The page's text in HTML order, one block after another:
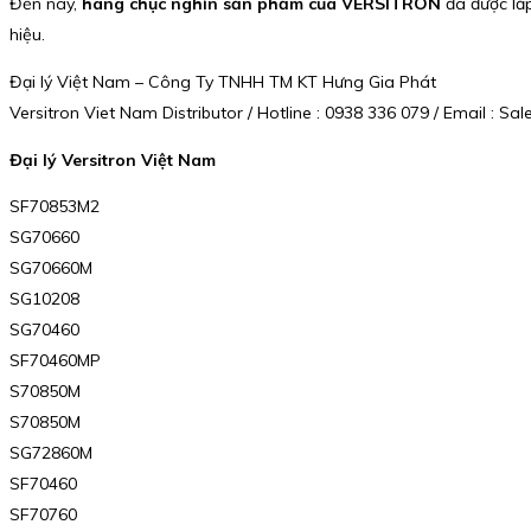
hiệu.
Đại lý Việt Nam – Công Ty TNHH TM KT Hưng Gia Phát
Versitron Viet Nam Distributor / Hotline : 0938 336 079 / Email :
Đại lý Versitron Việt Nam
SF70853M2
SG70660
SG70660M
SG10208
SG70460
SF70460MP
S70850M
S70850M
SG72860M
SF70460
SF70760